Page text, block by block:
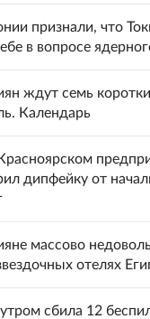
признали, что
в вопросе
ждут семь
Календарь
дипфейку от
массово
отелях
сбила 12